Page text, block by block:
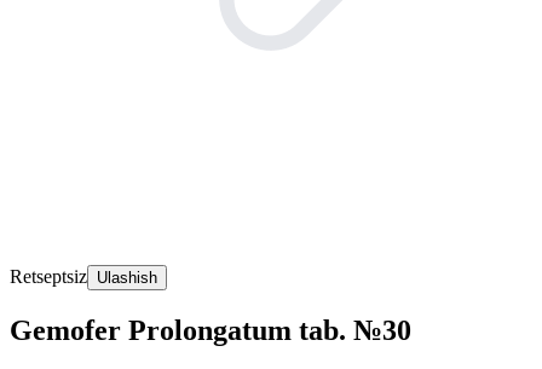
Retseptsiz Ulashish
Gemofer Prolongatum tab. №30